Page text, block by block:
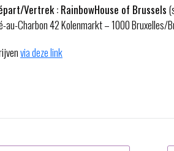
Vertrek : RainbowHouse of Brussels
au-Charbon 42 Kolenmarkt – 1000 Bruxelles/
via deze link